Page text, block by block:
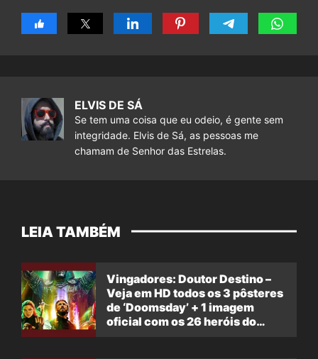
ELVIS DE SÁ
Se tem uma coisa que eu odeio, é gente sem
integridade. Elvis de Sá, as pessoas me
chamam de Senhor das Estrelas.
LEIA TAMBÉM
Vingadores: Doutor Destino –
Veja em HD todos os 3 pôsteres
de ‘Doomsday’ + 1 imagem
oficial com os 26 heróis do